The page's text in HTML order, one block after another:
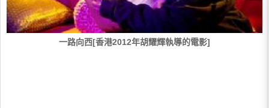
一路向西[香港2012年胡耀輝執導的電影]